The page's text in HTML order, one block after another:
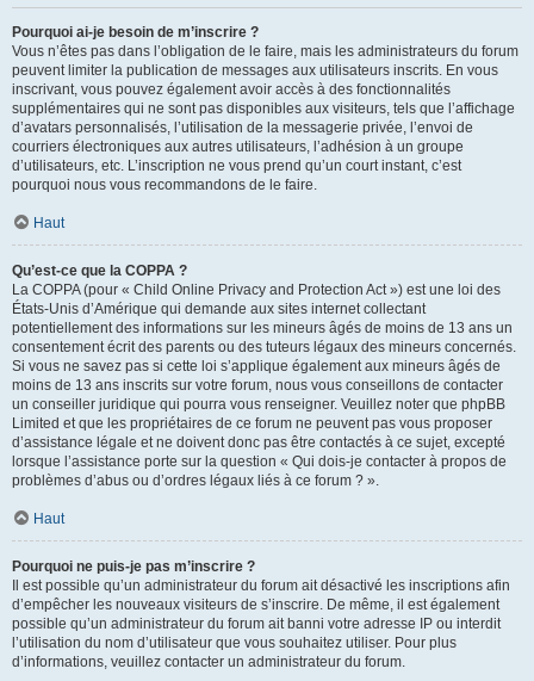
Pourquoi ai-je besoin de m’inscrire ?
Vous n’êtes pas dans l’obligation de le faire, mais les administrateurs du forum
peuvent limiter la publication de messages aux utilisateurs inscrits. En vous
inscrivant, vous pouvez également avoir accès à des fonctionnalités
supplémentaires qui ne sont pas disponibles aux visiteurs, tels que l’affichage
d’avatars personnalisés, l’utilisation de la messagerie privée, l’envoi de
courriers électroniques aux autres utilisateurs, l’adhésion à un groupe
d’utilisateurs, etc. L’inscription ne vous prend qu’un court instant, c’est
pourquoi nous vous recommandons de le faire.
Haut
Qu’est-ce que la COPPA ?
La COPPA (pour « Child Online Privacy and Protection Act ») est une loi des
États-Unis d’Amérique qui demande aux sites internet collectant
potentiellement des informations sur les mineurs âgés de moins de 13 ans un
consentement écrit des parents ou des tuteurs légaux des mineurs concernés.
Si vous ne savez pas si cette loi s’applique également aux mineurs âgés de
moins de 13 ans inscrits sur votre forum, nous vous conseillons de contacter
un conseiller juridique qui pourra vous renseigner. Veuillez noter que phpBB
Limited et que les propriétaires de ce forum ne peuvent pas vous proposer
d’assistance légale et ne doivent donc pas être contactés à ce sujet, excepté
lorsque l’assistance porte sur la question « Qui dois-je contacter à propos de
problèmes d’abus ou d’ordres légaux liés à ce forum ? ».
Haut
Pourquoi ne puis-je pas m’inscrire ?
Il est possible qu’un administrateur du forum ait désactivé les inscriptions afin
d’empêcher les nouveaux visiteurs de s’inscrire. De même, il est également
possible qu’un administrateur du forum ait banni votre adresse IP ou interdit
l’utilisation du nom d’utilisateur que vous souhaitez utiliser. Pour plus
d’informations, veuillez contacter un administrateur du forum.